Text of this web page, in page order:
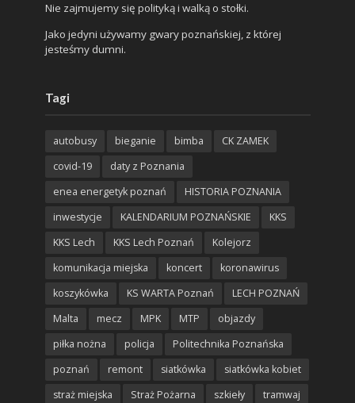
Nie zajmujemy się polityką i walką o stołki.
Jako jedyni używamy gwary poznańskiej, z której
jesteśmy dumni.
Tagi
autobusy bieganie bimba
CK ZAMEK
covid-19
daty z Poznania
enea energetyk poznań
HISTORIA POZNANIA
inwestycje
KALENDARIUM POZNAŃSKIE
KKS
KKS Lech
KKS Lech Poznań
Kolejorz
komunikacja miejska
koncert
koronawirus
koszykówka
KS WARTA Poznań
LECH POZNAŃ
Malta
mecz MPK MTP
objazdy
piłka nożna
policja
Politechnika Poznańska
poznań
remont siatkówka
siatkówka kobiet
straż miejska
Straż Pożarna szkieły tramwaj